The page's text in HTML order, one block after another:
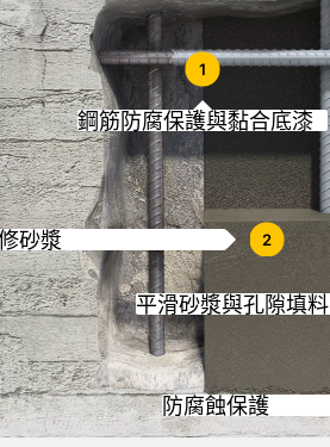
1
鋼筋防腐保護與黏合底漆
2
砂漿
平滑砂漿與孔隙填料
防腐蝕保護